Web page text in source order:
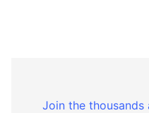
Join the